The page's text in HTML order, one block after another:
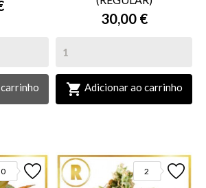
30,00 €
 Adicionar ao carrinho
0 2